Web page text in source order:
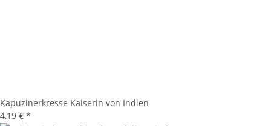
Kapuzinerkresse Kaiserin von Indien
4,19 € *